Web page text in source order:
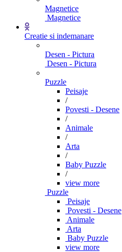
Magnetice
Magnetice
Creatie si indemanare
Desen - Pictura
Desen - Pictura
Puzzle
Peisaje
/
Povesti - Desene
/
Animale
/
Arta
/
Baby Puzzle
/
view more
Puzzle
Peisaje
Povesti - Desene
Animale
Arta
Baby Puzzle
view more